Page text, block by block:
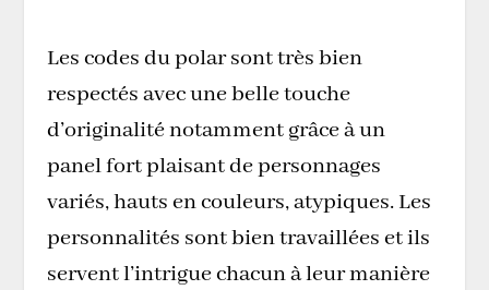
Les codes du polar sont très bien
respectés avec une belle touche
d’originalité notamment grâce à un
panel fort plaisant de personnages
variés, hauts en couleurs, atypiques. Les
personnalités sont bien travaillées et ils
servent l’intrigue chacun à leur manière